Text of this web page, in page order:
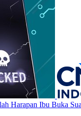
Harapan Ibu Buka